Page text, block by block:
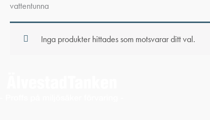
vattentunna
Inga produkter hittades som motsvarar ditt val.